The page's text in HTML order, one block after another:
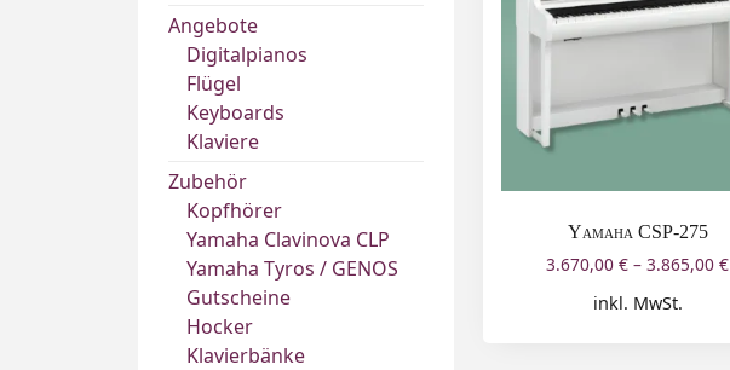
Yamaha CSP-275
3.670,00€ –3.865,00€
inkl. MwSt.
Angebote
Digitalpianos
Flügel
Keyboards
Klaviere
Zubehör
Kopfhörer
Yamaha Clavinova CLP
Yamaha Tyros / GENOS
Gutscheine
Hocker
Klavierbänke